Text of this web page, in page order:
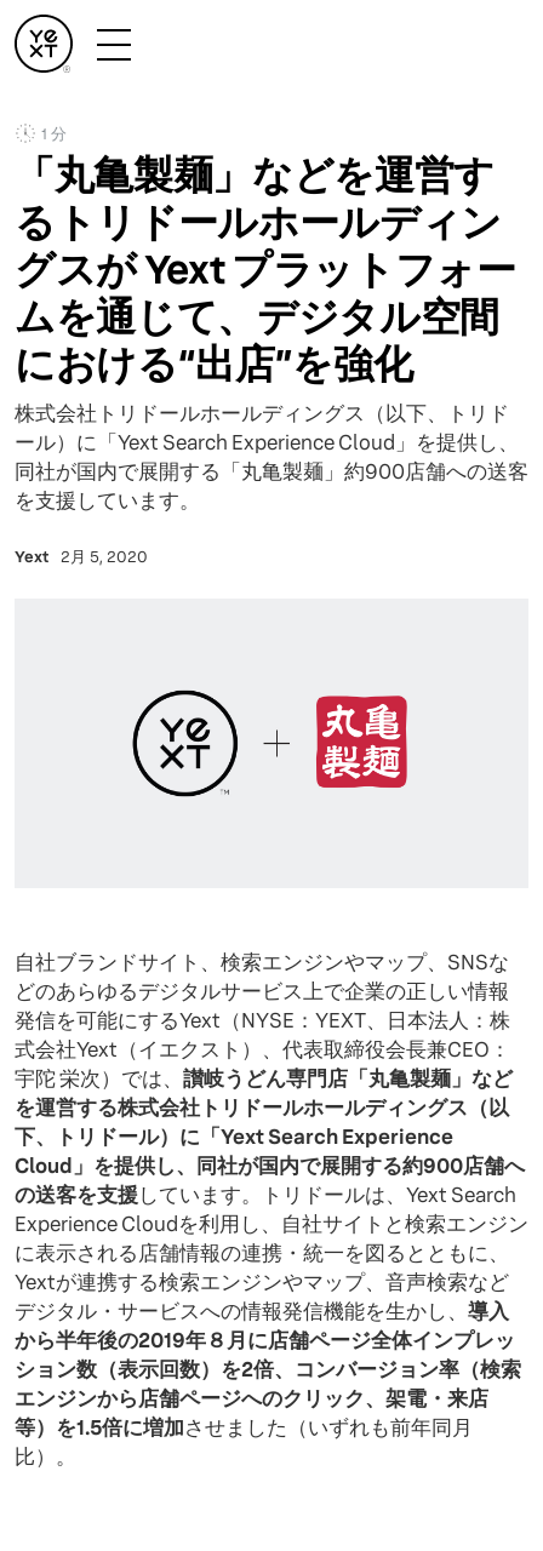
1 分
「丸亀製麺」などを運営す
るトリドールホールディン
グスが Yext プラットフォー
ムを通じて、デジタル空間
における“出店”を強化
株式会社トリドールホールディングス（以下、トリド
ール）に「Yext Search Experience Cloud」を提供し、
同社が国内で展開する「丸亀製麺」約900店舗への送客
を支援しています。
Yext 2月 5, 2020
自社ブランドサイト、検索エンジンやマップ、SNSな
どのあらゆるデジタルサービス上で企業の正しい情報
発信を可能にするYext（NYSE：YEXT、日本法人：株
式会社Yext（イエクスト）、代表取締役会長兼CEO：
宇陀 栄次）では、 讃岐うどん専門店「丸亀製麺」など
を運営する株式会社トリドールホールディングス（以
下、トリドール）に「Yext Search Experience
Cloud」を提供し、同社が国内で展開する約900店舗へ
の送客を支援しています。トリドールは、Yext Search
Experience Cloudを利用し、⾃社サイトと検索エンジン
に表示される店舗情報の連携・統一を図るとともに、
Yextが連携する検索エンジンやマップ、音声検索など
デジタル・サービスへの情報発信機能を生かし、 導入
から半年後の2019年８月に店舗ページ全体インプレッ
ション数（表示回数）を2倍、コンバージョン率（検索
エンジンから店舗ページへのクリック、架電・来店
等）を1.5倍に増加させました（いずれも前年同月
比）。